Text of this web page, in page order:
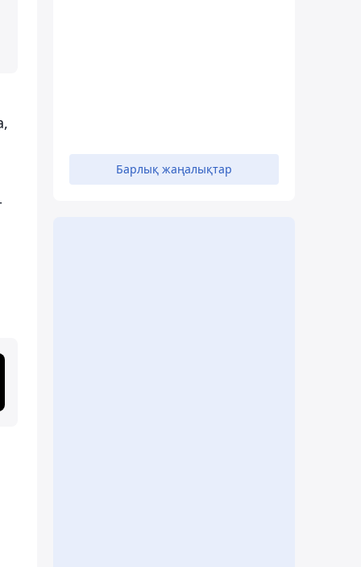
Барлық жаңалықтар